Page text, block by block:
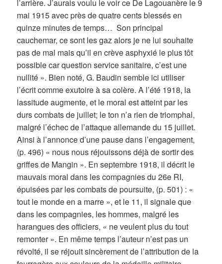
l’arrière. J’aurais voulu le voir ce De Lagouanère le 9
mai 1915 avec près de quatre cents blessés en
quinze minutes de temps… Son principal
cauchemar, ce sont les gaz alors je ne lui souhaite
pas de mal mais qu’il en crève asphyxié le plus tôt
possible car question service sanitaire, c’est une
nullité ». Bien noté, G. Baudin semble ici utiliser
l’écrit comme exutoire à sa colère. A l’été 1918, la
lassitude augmente, et le moral est atteint par les
durs combats de juillet; le ton n’a rien de triomphal,
malgré l’échec de l’attaque allemande du 15 juillet.
Ainsi à l’annonce d’une pause dans l’engagement,
(p. 496) « nous nous réjouissons déjà de sortir des
griffes de Mangin ». En septembre 1918, il décrit le
mauvais moral dans les compagnies du 26e RI,
épuisées par les combats de poursuite, (p. 501) : «
tout le monde en a marre », et le 11, il signale que
dans les compagnies, les hommes, malgré les
harangues des officiers, « ne veulent plus du tout
remonter ». En même temps l’auteur n’est pas un
révolté, il se réjouit sincèrement de l’attribution de la